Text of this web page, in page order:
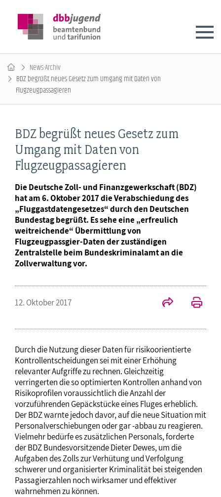
News-Archiv
BDZ begrüßt neues Gesetz zum Umgang mit Daten von
Flugzeugpassagieren
BDZ begrüßt neues Gesetz zum
Umgang mit Daten von
Flugzeugpassagieren
Die Deutsche Zoll- und Finanzgewerkschaft (BDZ)
hat am 6. Oktober 2017 die Verabschiedung des
„Fluggastdatengesetzes“ durch den Deutschen
Bundestag begrüßt. Es sehe eine „erfreulich
weitreichende“ Übermittlung von
Flugzeugpassgier-Daten der zuständigen
Zentralstelle beim Bundeskriminalamt an die
Zollverwaltung vor.
12. Oktober 2017
Durch die Nutzung dieser Daten für risikoorientierte
Kontrollentscheidungen sei mit einer Erhöhung
relevanter Aufgriffe zu rechnen. Gleichzeitig
verringerten die so optimierten Kontrollen anhand von
Risikoprofilen voraussichtlich die Anzahl der
vorzuführenden Gepäckstücke eines Fluges erheblich.
Der BDZ warnte jedoch davor, auf die neue Situation mit
Personalverschiebungen oder gar -abbau zu reagieren.
Vielmehr bedürfe es zusätzlichen Personals, forderte
der BDZ Bundesvorsitzende Dieter Dewes, um die
Aufgaben des Zolls zur Verhütung und Verfolgung
schwerer und organisierter Kriminalität bei steigenden
Passagierzahlen noch wirksamer und effektiver
wahrnehmen zu können.